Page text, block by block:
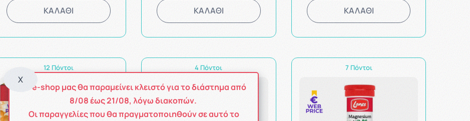
ΚΑΛΑΘΙ ΚΑΛΑΘΙ ΚΑΛΑΘΙ
12 Πόντοι 4 Πόντοι 7 Πόντοι
X
Το e-shop μας θα παραμείνει κλειστό για το διάστημα από
8/08έως21/08, λόγω διακοπών.
Οι παραγγελίες που θα πραγματοποιηθούν σε αυτό το